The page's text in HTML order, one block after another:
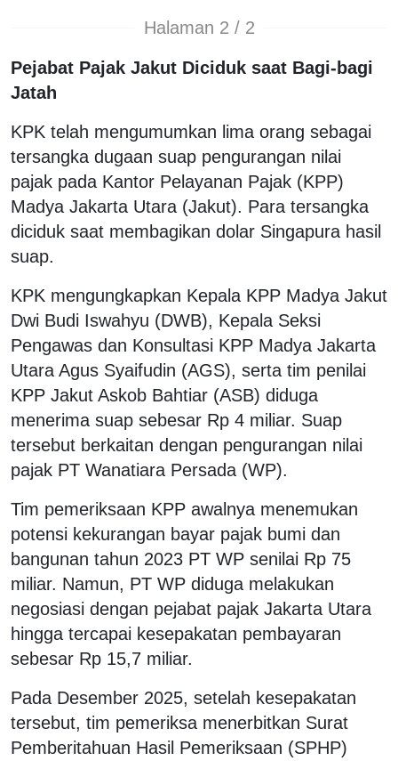
Halaman 2 / 2
Pejabat Pajak Jakut Diciduk saat Bagi-bagi
Jatah
KPK telah mengumumkan lima orang sebagai
tersangka dugaan suap pengurangan nilai
pajak pada Kantor Pelayanan Pajak (KPP)
Madya Jakarta Utara (Jakut). Para tersangka
diciduk saat membagikan dolar Singapura hasil
suap.
KPK mengungkapkan Kepala KPP Madya Jakut
Dwi Budi Iswahyu (DWB), Kepala Seksi
Pengawas dan Konsultasi KPP Madya Jakarta
Utara Agus Syaifudin (AGS), serta tim penilai
KPP Jakut Askob Bahtiar (ASB) diduga
menerima suap sebesar Rp 4 miliar. Suap
tersebut berkaitan dengan pengurangan nilai
pajak PT Wanatiara Persada (WP).
Tim pemeriksaan KPP awalnya menemukan
potensi kekurangan bayar pajak bumi dan
bangunan tahun 2023 PT WP senilai Rp 75
miliar. Namun, PT WP diduga melakukan
negosiasi dengan pejabat pajak Jakarta Utara
hingga tercapai kesepakatan pembayaran
sebesar Rp 15,7 miliar.
Pada Desember 2025, setelah kesepakatan
tersebut, tim pemeriksa menerbitkan Surat
Pemberitahuan Hasil Pemeriksaan (SPHP)